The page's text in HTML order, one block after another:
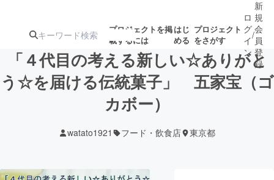
プロジェクトを掲
載するには
はじ
める
プロジェクト
をさがす
注目の新着プロ募集終了が近いプ
ロジェクト
ロ
グ
イ
ン
/
新
規
会
員
登
録
「４代目の考える新しい☆ありがと
う☆を届ける伝統菓子」 五家宝（ゴ
カボー）
watato1921 フード・飲食店 東京都